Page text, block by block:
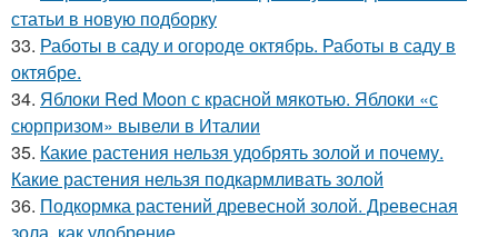
статьи в новую подборку
33. Работы в саду и огороде октябрь. Работы в саду в
октябре.
34. Яблоки Red Moon с красной мякотью. Яблоки «с
сюрпризом» вывели в Италии
35. Какие растения нельзя удобрять золой и почему.
Какие растения нельзя подкармливать золой
36. Подкормка растений древесной золой. Древесная